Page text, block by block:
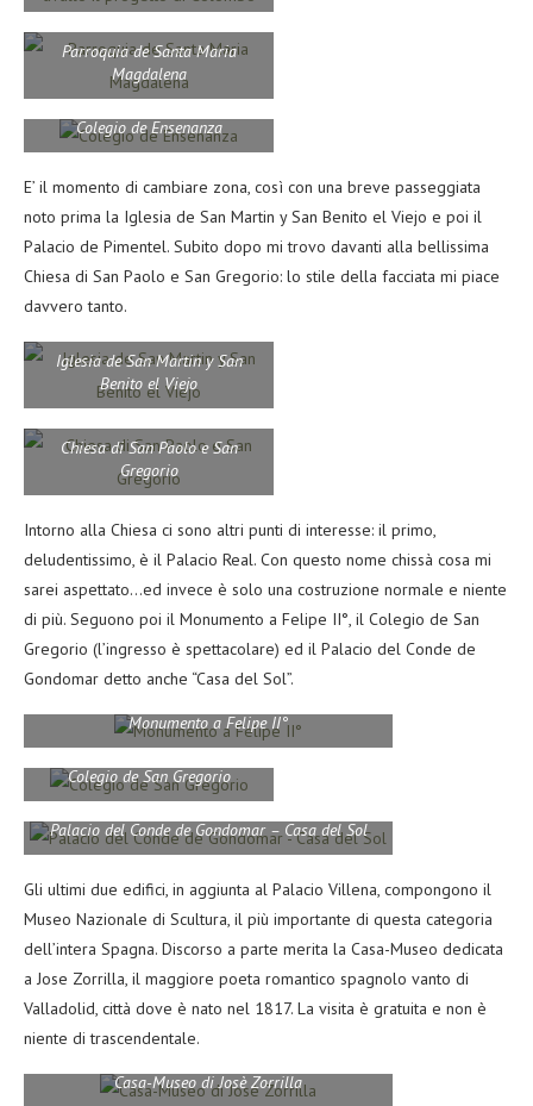
Parroquia de Santa Maria
Magdalena
Colegio de Ensenanza
E’ il momento di cambiare zona, così con una breve passeggiata
noto prima la Iglesia de San Martin y San Benito el Viejo e poi il
Palacio de Pimentel. Subito dopo mi trovo davanti alla bellissima
Chiesa di San Paolo e San Gregorio: lo stile della facciata mi piace
davvero tanto.
Iglesia de San Martin y San
Benito el Viejo
Chiesa di San Paolo e San
Gregorio
Intorno alla Chiesa ci sono altri punti di interesse: il primo,
deludentissimo, è il Palacio Real. Con questo nome chissà cosa mi
sarei aspettato…ed invece è solo una costruzione normale e niente
di più. Seguono poi il Monumento a Felipe II°, il Colegio de San
Gregorio (l’ingresso è spettacolare) ed il Palacio del Conde de
Gondomar detto anche “Casa del Sol”.
Monumento a Felipe II°
Colegio de San Gregorio
Palacio del Conde de Gondomar – Casa del Sol
Gli ultimi due edifici, in aggiunta al Palacio Villena, compongono il
Museo Nazionale di Scultura, il più importante di questa categoria
dell’intera Spagna. Discorso a parte merita la Casa-Museo dedicata
a Jose Zorrilla, il maggiore poeta romantico spagnolo vanto di
Valladolid, città dove è nato nel 1817. La visita è gratuita e non è
niente di trascendentale.
Casa-Museo di Josè Zorrilla